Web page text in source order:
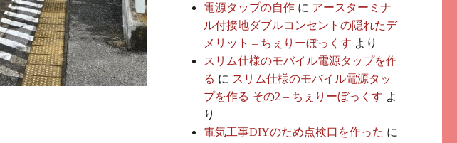
電源タップの自作に アースターミナ
ル付接地ダブルコンセントの隠れたデ
メリット – ちぇりーぼっくす より
スリム仕様のモバイル電源タップを作
る に スリム仕様のモバイル電源タッ
プを作る その2 – ちぇりーぼっくす よ
り
電気工事DIYのため点検口を作った に